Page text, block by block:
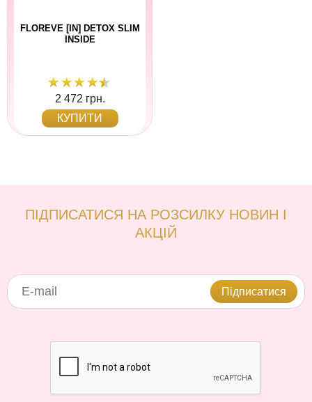
FLOREVE [IN] DETOX SLIM
INSIDE
2 472 грн.
КУПИТИ
ПІДПИСАТИСЯ НА РОЗСИЛКУ НОВИН І
АКЦІЙ
Підписатися